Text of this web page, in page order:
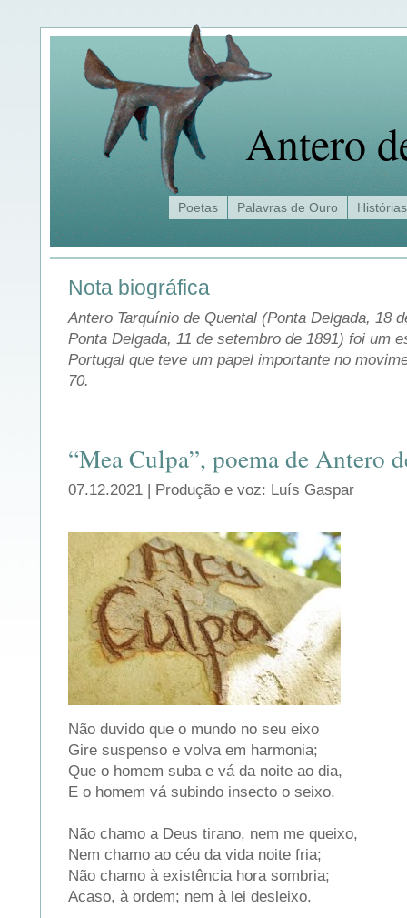
Antero
Poetas Palavras de Ouro Histórias
Nota biográfica
Antero Tarquínio de Quental (Ponta Delgada, 18
Ponta Delgada, 11 de setembro de 1891) foi um
Portugal que teve um papel importante no
70.
“Mea Culpa”, poema de Antero
07.12.2021 | Produção e voz: Luís Gaspar
Não duvido que o mundo no seu eixo
Gire suspenso e volva em harmonia;
Que o homem suba e vá da noite ao dia,
E o homem vá subindo insecto o seixo.
Não chamo a Deus tirano, nem me queixo,
Nem chamo ao céu da vida noite fria;
Não chamo à existência hora sombria;
Acaso, à ordem; nem à lei desleixo.